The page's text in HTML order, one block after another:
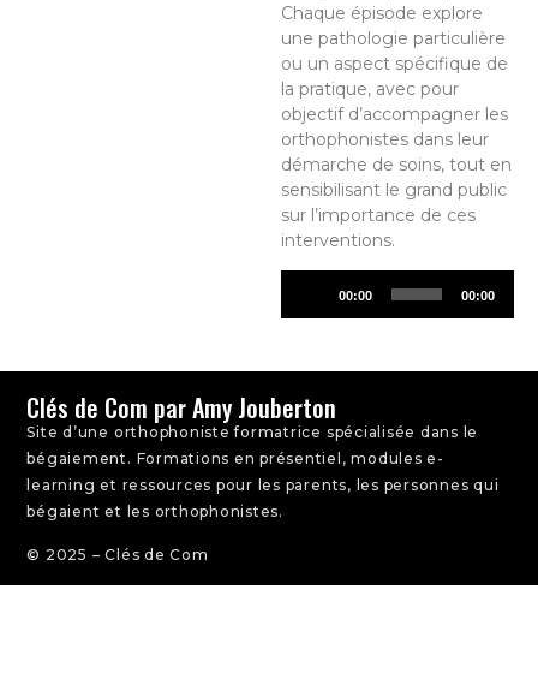
Chaque épisode explore
une pathologie particulière
ou un aspect spécifique de
la pratique, avec pour
objectif d’accompagner les
orthophonistes dans leur
démarche de soins, tout en
sensibilisant le grand public
sur l’importance de ces
interventions.
00:00 00:00
Clés de Com par Amy Jouberton
Site d’une orthophoniste formatrice spécialisée dans le
bégaiement. Formations en présentiel, modules e-
learning et ressources pour les parents, les personnes qui
bégaient et les orthophonistes.
© 2025 – Clés de Com